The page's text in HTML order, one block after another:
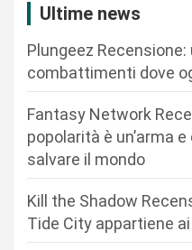
Ultime news
Plungeez
combattimenti dove
Fantasy Network
popolarità è un’arma
salvare il mondo
Kill the Shadow
Tide City appartiene